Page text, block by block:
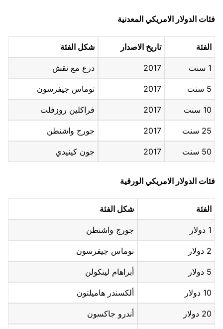
فئات الدولار الامريكي المعدنية
الفئة تاريخ الاصدار شكل الفئة
1 سنت 2017 درع مع نقش
5 سنت 2017 توماس جيفرسون
10 سنت 2017 فراكلين روزفلت
25 سنت 2017 جورج واشنطن
50 سنت 2017 جون كينيدي
فئات الدولار الامريكي الورقية
الفئة شكل الفئة
1 دولار جورج واشنطن
2 دولار توماس جيفرسون
5 دولار أبراهام لينكولن
10 دولار ألكسندر هاميلتون
20 دولار أندرو جاكسون